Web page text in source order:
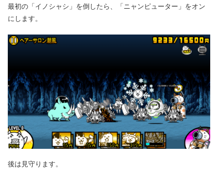
最初の「イノシャシ」を倒したら、「ニャンピューター」をオン
にします。
後は見守ります。